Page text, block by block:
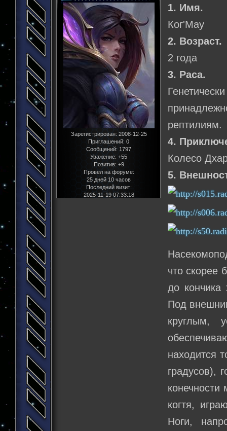
Зарегистрирован: 2008-12-25
Приглашений: 0
Сообщений: 1797
Уважение: +55
Позитив: +9
Провел на форуме:
25 дней 10 часов
Последний визит:
2025-11-19 07:33:18
1. Имя.
Ког'Мау
2. Возраст.
2 года
3. Раса.
рептилиям.
4.
Колесо
5.
что скорее
до кончика
Под
круглым,
находится
градусов),
когтя,
Ноги,